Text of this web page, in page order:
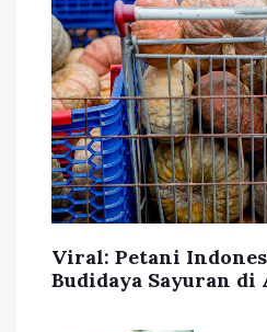
Viral: Petani
Budidaya Sayuran di